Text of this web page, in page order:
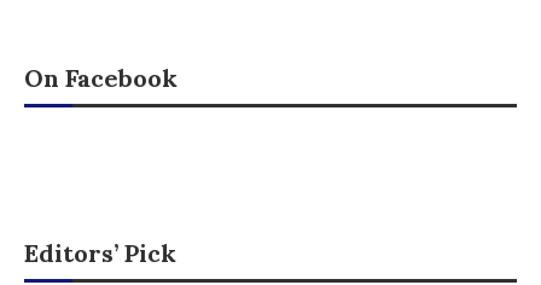
On Facebook
Editors’ Pick